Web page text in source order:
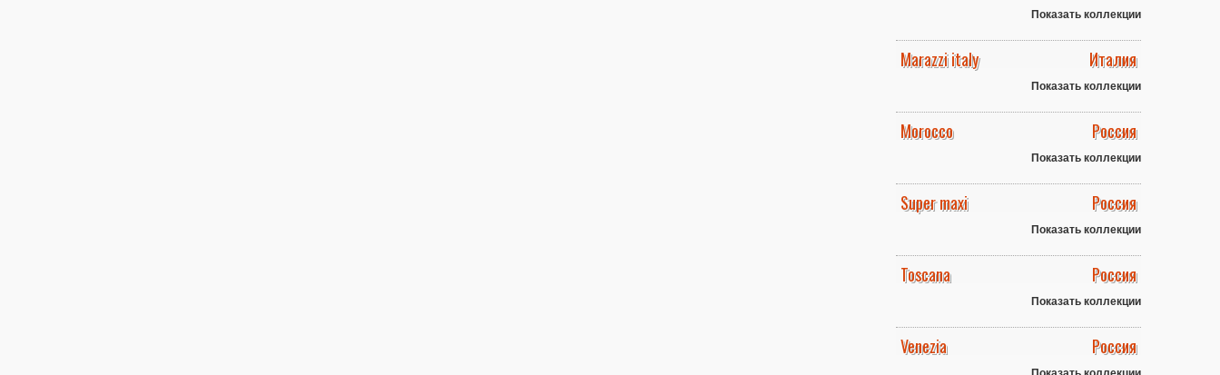
Показать коллекции
Marazzi italy Италия
Показать коллекции
Morocco Россия
Показать коллекции
Super maxi Россия
Показать коллекции
Toscana Россия
Показать коллекции
Venezia Россия